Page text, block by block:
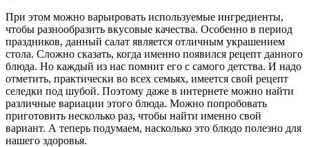
При этом можно варьировать используемые ингредиенты,
чтобы разнообразить вкусовые качества. Особенно в период
праздников, данный салат является отличным украшением
стола. Сложно сказать, когда именно появился рецепт данного
блюда. Но каждый из нас помнит его с самого детства. И надо
отметить, практически во всех семьях, имеется свой рецепт
селедки под шубой. Поэтому даже в интернете можно найти
различные вариации этого блюда. Можно попробовать
приготовить несколько раз, чтобы найти именно свой
вариант. А теперь подумаем, насколько это блюдо полезно для
нашего здоровья.